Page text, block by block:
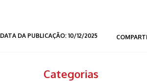
DATA DA PUBLICAÇÃO: 10/12/2025
Categorias